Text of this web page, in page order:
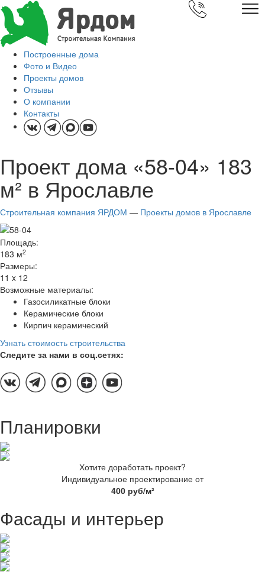
Построенные дома
Фото и Видео
Проекты домов
Отзывы
О компании
Контакты
Проект дома «58-04» 183
м² в Ярославле
Строительная компания ЯРДОМ — Проекты домов в Ярославле
Площадь:
183 м2
Размеры:
11 x 12
Возможные материалы:
Газосиликатные блоки
Керамические блоки
Кирпич керамический
Узнать стоимость строительства
Следите за нами в соц.сетях:
Планировки
Хотите доработать проект?
Индивидуальное проектирование от
400 руб/м²
Фасады и интерьер